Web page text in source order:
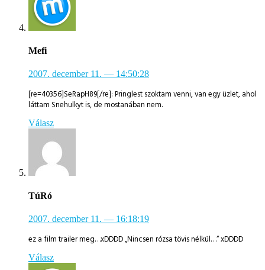
Mefi
2007. december 11. — 14:50:28
[re=40356]SeRapH89[/re]: Pringlest szoktam venni, van egy üzlet, ahol
láttam Snehulkyt is, de mostanában nem.
Válasz
TúRó
2007. december 11. — 16:18:19
ez a film trailer meg…xDDDD „Nincsen rózsa tövis nélkül…“ xDDDD
Válasz